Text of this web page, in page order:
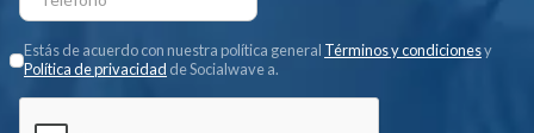
Estás de acuerdo con nuestra política general Términos y condicionesy
Política de privacidad de Socialwave a.